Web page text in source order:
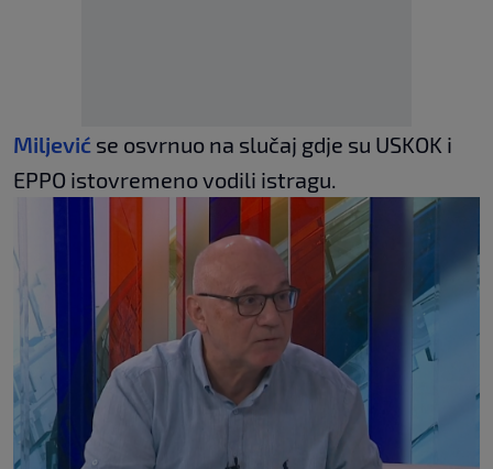
Miljević se osvrnuo na slučaj gdje su USKOK i
EPPO istovremeno vodili istragu.